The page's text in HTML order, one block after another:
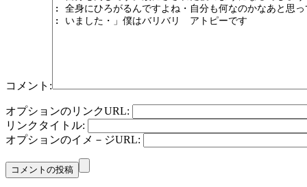
コメント:
オプションのリンクURL:
リンクタイトル:
オプションのイメ－ジURL: